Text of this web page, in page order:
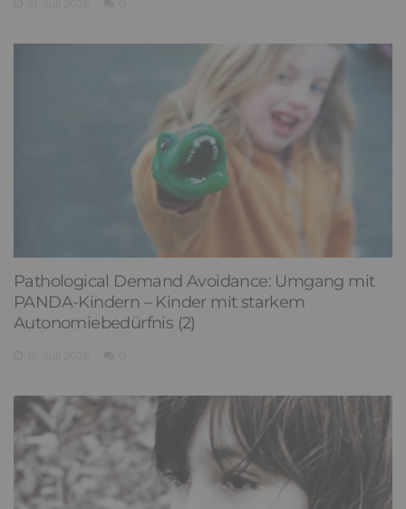
Pathological Demand Avoidance: Umgang mit
PANDA-Kindern – Kinder mit starkem
Autonomiebedürfnis (2)